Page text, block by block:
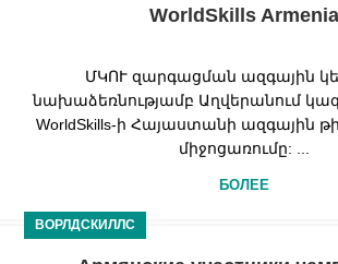
WorldSkills Armenia
ՄԿՈՒ զարգացման ազգային
նախաձեռնությամբ Աղվերանում
WorldSkills-ի Հայաստանի ազգային
միջոցառումը: ...
БОЛЕЕ
ВОРЛДСКИЛЛС